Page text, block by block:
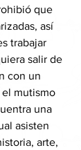
que
así
trabajar
salir de
con un
el mutismo
una
asisten
arte,